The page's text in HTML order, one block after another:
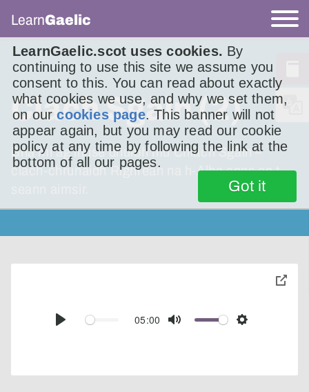
LearnGaelic.scot uses cookies. By
continuing to use this site we assume you
consent to this. You can read about exactly
what cookies we use, and why we set them,
on ourcookies page. This banner will not
appear again, but you may read our cookie
policy at any time by following the link at the
bottom of all our pages.
Got it
LearnGaelic
Clach Sgàin (2)
Bha mi ag innse dhuibh mu Chlach Sgàin –
clach-chrùnaidh Rìghrean na h-Alba anns an t-
Play
05:00
Mute Settings
toggle